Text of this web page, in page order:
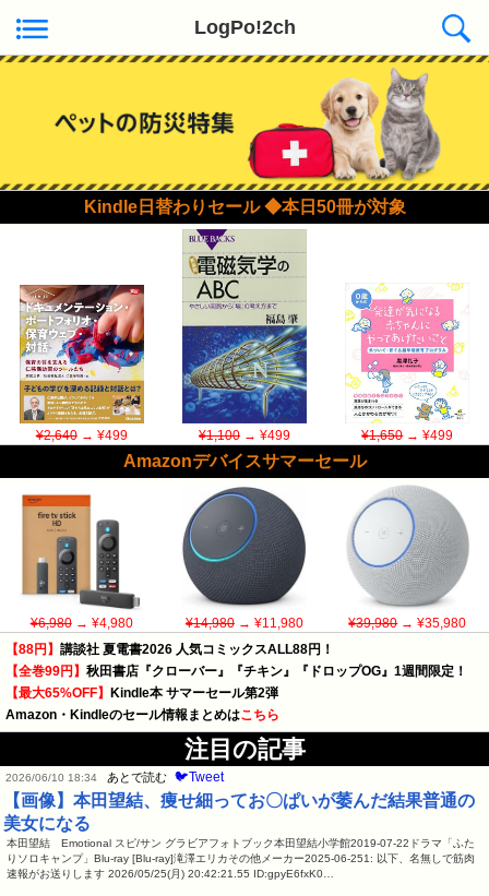
LogPo!2ch
Kindle日替わりセール ◆本日50冊が対象
¥2,640→ ¥499 ¥1,100→ ¥499 ¥1,650→ ¥499
Amazonデバイスサマーセール
¥6,980→ ¥4,980 ¥14,980→ ¥11,980 ¥39,980→ ¥35,980
【88円】 講談社 夏電書2026 人気コミックスALL88円！
【全巻99円】 秋田書店『クローバー』『チキン』『ドロップOG』1週間限定！
【最大65%OFF】
Kindle本 サマーセール第2弾
Amazon・Kindleのセール情報まとめはこちら
注目の記事
2026/06/10 18:34 あとで読む 🐦Tweet
【画像】本田望結、痩せ細ってお〇ぱいが萎んだ結果普通の
美女になる
本田望結 Emotional スピ/サン グラビアフォトブック本田望結小学館2019-07-22ドラマ「ふた
りソロキャンプ」Blu-ray [Blu-ray]滝澤エリカその他メーカー2025-06-251: 以下、名無しで筋肉
速報がお送りします 2026/05/25(月) 20:42:21.55 ID:gpyE6fxK0…